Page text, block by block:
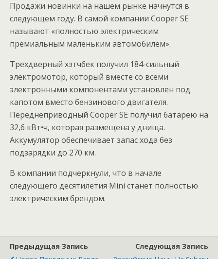
Продажи новинки на нашем рынке начнутся в
следующем году. В самой компании Cooper SE
называют «полностью электрическим
премиальным маленьким автомобилем».
Трехдверный хэтчбек получил 184-сильный
электромотор, который вместе со всеми
электронными компонентами установлен под
капотом вместо бензинового двигателя.
Переднеприводный Сooper SE получил батарею на
32,6 кВт•ч, которая размещена у днища.
Аккумулятор обеспечивает запас хода без
подзарядки до 270 км.
В компании подчеркнули, что в начале
следующего десятилетия Mini станет полностью
электрическим брендом.
Предыдущая Запись
Следующая Запись